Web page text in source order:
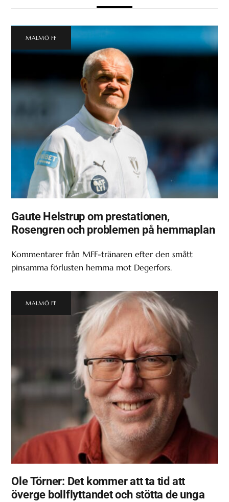
MALMÖ FF
Gaute Helstrup om prestationen,
Rosengren och problemen på hemmaplan
Kommentarer från MFF-tränaren efter den smått
pinsamma förlusten hemma mot Degerfors.
MALMÖ FF
Ole Törner: Det kommer att ta tid att
överge bollflyttandet och stötta de unga